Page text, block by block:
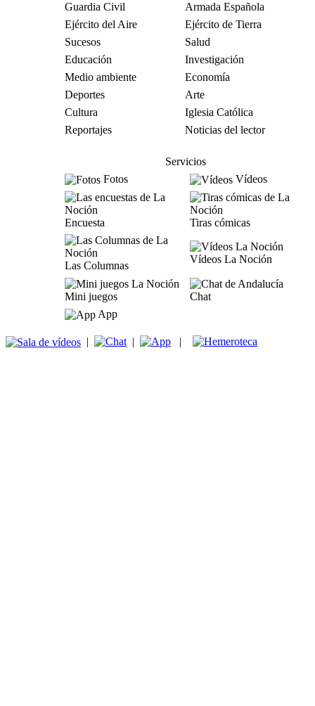
Guardia Civil
Armada Española
Ejército del Aire
Ejército de Tierra
Sucesos
Salud
Educación
Investigación
Medio ambiente
Economía
Deportes
Arte
Cultura
Iglesia Católica
Reportajes
Noticias del lector
Servicios
Fotos
Vídeos
Encuesta Tiras cómicas
Las Columnas
Vídeos La Noción
Mini juegos
Chat
App
| | |